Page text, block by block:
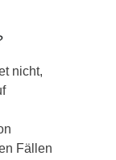
nicht,
Fällen